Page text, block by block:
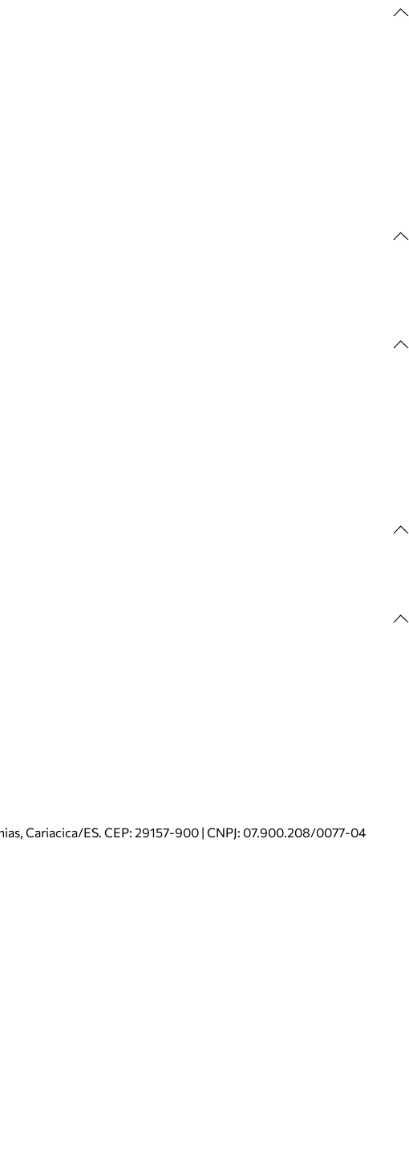
Cariacica/ES. CEP: 29157-900 | CNPJ: 07.900.208/0077-04